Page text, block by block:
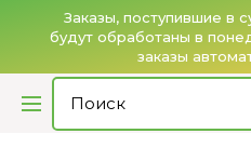
Заказы, поступившие в
будут обработаны в
заказы